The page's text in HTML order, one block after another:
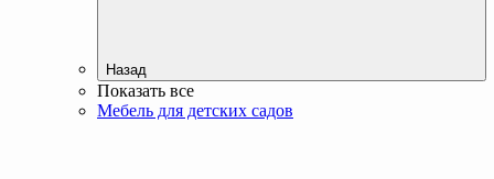
Назад
Показать все
Мебель для детских садов